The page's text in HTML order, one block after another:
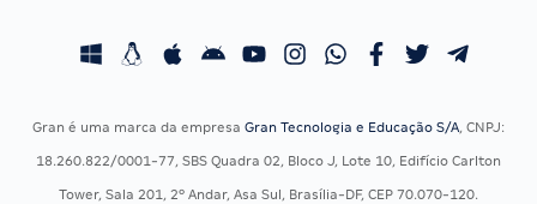
Concursos Fiscais
Calendário OAB
Gran é uma marca da empresa Gran Tecnologia e Educação S/A, CNPJ:
18.260.822/0001-77, SBS Quadra 02, Bloco J, Lote 10, Edifício Carlton
Tower, Sala 201, 2º Andar, Asa Sul, Brasília-DF, CEP 70.070-120.